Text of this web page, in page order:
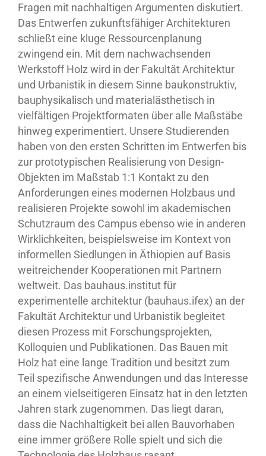
Fragen mit nachhaltigen Argumenten diskutiert.
Das Entwerfen zukunftsfähiger Architekturen
schließt eine kluge Ressourcenplanung
zwingend ein. Mit dem nachwachsenden
Werkstoff Holz wird in der Fakultät Architektur
und Urbanistik in diesem Sinne baukonstruktiv,
bauphysikalisch und materialästhetisch in
vielfältigen Projektformaten über alle Maßstäbe
hinweg experimentiert. Unsere Studierenden
haben von den ersten Schritten im Entwerfen bis
zur prototypischen Realisierung von Design-
Objekten im Maßstab 1:1 Kontakt zu den
Anforderungen eines modernen Holzbaus und
realisieren Projekte sowohl im akademischen
Schutzraum des Campus ebenso wie in anderen
Wirklichkeiten, beispielsweise im Kontext von
informellen Siedlungen in Äthiopien auf Basis
weitreichender Kooperationen mit Partnern
weltweit. Das bauhaus.institut für
experimentelle architektur (bauhaus.ifex) an der
Fakultät Architektur und Urbanistik begleitet
diesen Prozess mit Forschungsprojekten,
Kolloquien und Publikationen. Das Bauen mit
Holz hat eine lange Tradition und besitzt zum
Teil spezifische Anwendungen und das Interesse
an einem vielseitigeren Einsatz hat in den letzten
Jahren stark zugenommen. Das liegt daran,
dass die Nachhaltigkeit bei allen Bauvorhaben
eine immer größere Rolle spielt und sich die